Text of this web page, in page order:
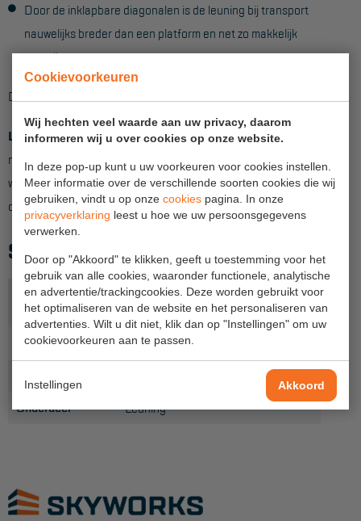
Cookievoorkeuren
Wij hechten veel waarde aan uw privacy, daarom
informeren wij u over cookies op onze website.
In deze pop-up kunt u uw voorkeuren voor cookies instellen.
Meer informatie over de verschillende soorten cookies die wij
gebruiken, vindt u op onze cookies pagina. In onze
privacyverklaring leest u hoe we uw persoonsgegevens
verwerken.
Door op "Akkoord" te klikken, geeft u toestemming voor het
gebruik van alle cookies, waaronder functionele, analytische
en advertentie/trackingcookies. Deze worden gebruikt voor
het optimaliseren van de website en het personaliseren van
advertenties. Wilt u dit niet, klik dan op "Instellingen" om uw
cookievoorkeuren aan te passen.
Instellingen Akkoord
Gevelrenovatie
Industrieel onderhoud
Hoogwerkers
Knikarmhoogwerkers
Spinhoogwerkers
Schaarhoogwerkers
Masthoogwerkers
Autohoogwerkers
Project toepassingen
Laagbouw
Hoogbouw
Industrie
Keuring en Inspectie
Door de inklapbare diagonalen is de leuning bij transport
nauwelijks breder dan een platform en net zo makkelijk
stapelbaar.
De leuning is ook leverbaar in lengtemaat 2,50m (131521K)
Let op!Dit onderdeel is uitsluitend te gebruiken in combinatie
met andere Primus rolsteigeronderdelen. De maatvoering
wijkt af van standaard Sky-Line en Pro-Line rolsteiger
onderdelen.
SPECIFICATIES
Platformlengte
(m)
1,90
Gewicht (kg) 7,1
Onderdeel Leuning